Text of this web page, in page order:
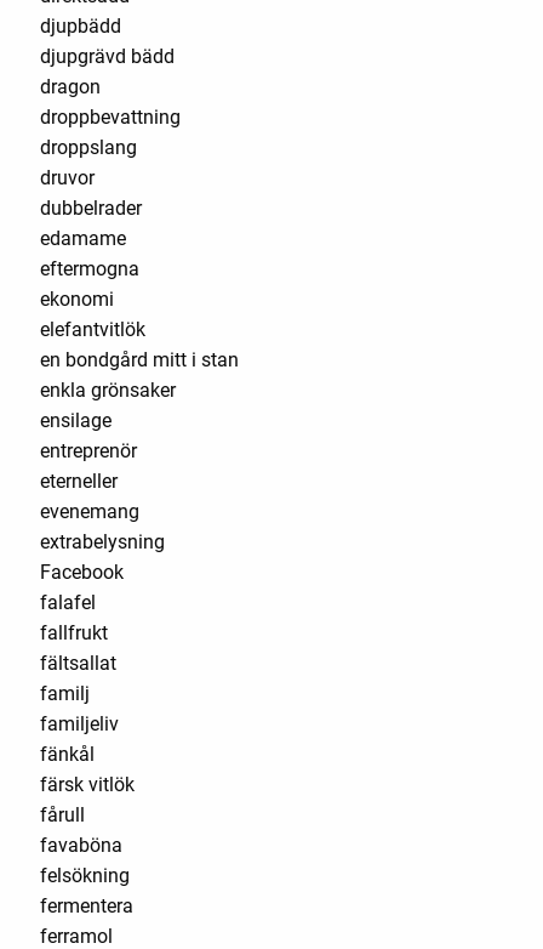
djupbädd
djupgrävd bädd
dragon
droppbevattning
droppslang
druvor
dubbelrader
edamame
eftermogna
ekonomi
elefantvitlök
en bondgård mitt i stan
enkla grönsaker
ensilage
entreprenör
eterneller
evenemang
extrabelysning
Facebook
falafel
fallfrukt
fältsallat
familj
familjeliv
fänkål
färsk vitlök
fårull
favaböna
felsökning
fermentera
ferramol